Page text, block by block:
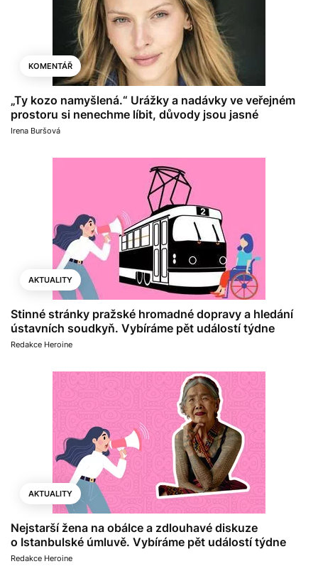
KOMENTÁŘ
„Ty kozo namyšlená.“ Urážky a nadávky ve veřejném
prostoru si nenechme líbit, důvody jsou jasné
Irena Buršová
AKTUALITY
Stinné stránky pražské hromadné dopravy a hledání
ústavních soudkyň. Vybíráme pět událostí týdne
Redakce Heroine
AKTUALITY
Nejstarší žena na obálce a zdlouhavé diskuze
o Istanbulské úmluvě. Vybíráme pět událostí týdne
Redakce Heroine